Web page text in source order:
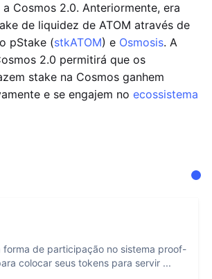
Cosmos 2.0. Anteriormente, era
de liquidez de ATOM através de
pStake (stkATOM) e Osmosis. A
2.0 permitirá que os
stake na Cosmos ganhem
e se engajem no ecossistema
forma de participação no sistema proof-
colocar seus tokens para servir ...